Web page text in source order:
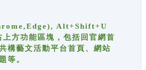
Alt+Shift+U
方功能區塊，包括回官網首
構藝文活動平台首頁、網站
等。